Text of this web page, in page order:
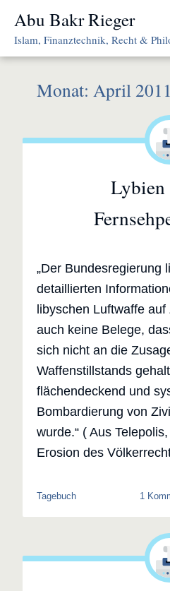
Abu Bakr Rieger
Islam, Finanztechnik, Recht &
Monat: April 2011
Lybien
„Der Bundesregierung
detaillierten
libyschen Luftwaffe
auch keine Belege,
sich nicht an die
Waffenstillstands
flächendeckend und
Bombardierung von
wurde.“ ( Aus
Erosion des
Tagebuch 1